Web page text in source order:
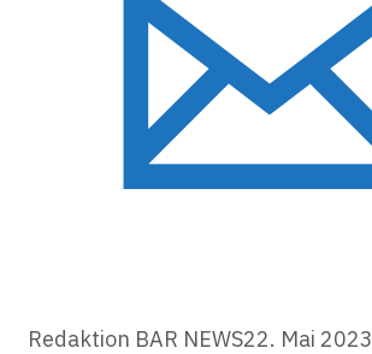
Redaktion BAR NEWS22. Mai 2023